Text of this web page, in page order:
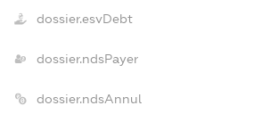
dossier.esvDebt
dossier.ndsPayer
dossier.ndsAnnul